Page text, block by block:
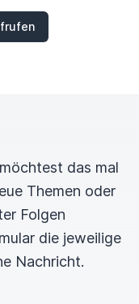
das mal
Themen oder
Folgen
die jeweilige
Nachricht.